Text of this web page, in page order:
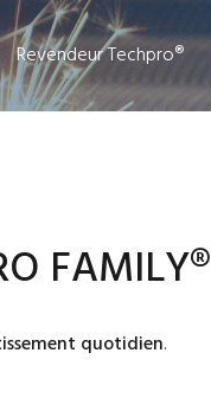
Revendeur Techpro®
FAMILY®
quotidien.